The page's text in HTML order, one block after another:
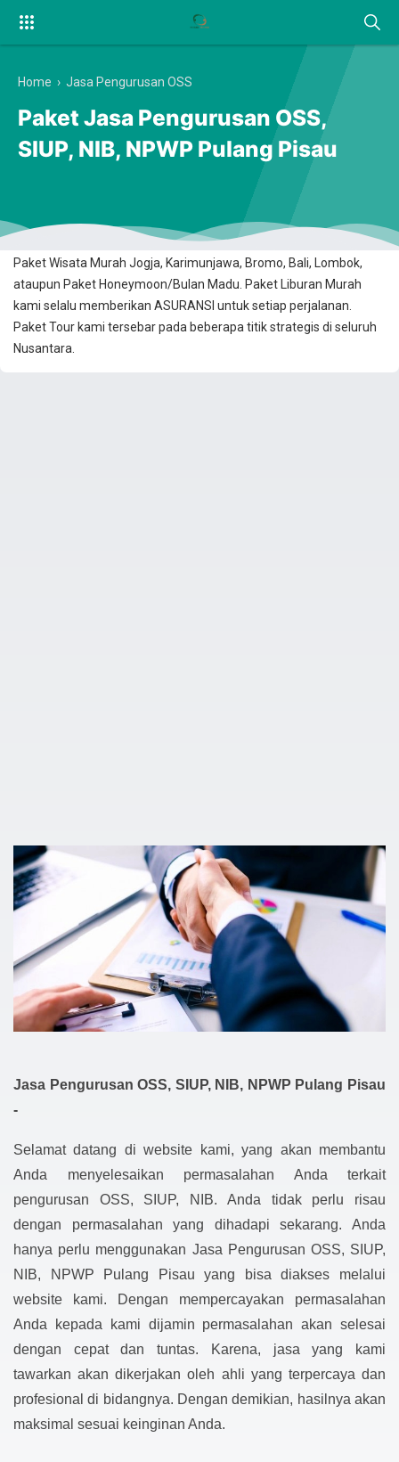
Anda Ingin Berwisata? Dan Mencari Transaksi Booking Online yang
100% Aman dan Terpercaya? Kami Solusinya. Kami menawarkan
Paket Wisata Murah Jogja, Karimunjawa, Bromo, Bali, Lombok,
ataupun Paket Honeymoon/Bulan Madu. Paket Liburan Murah
kami selalu memberikan ASURANSI untuk setiap perjalanan.
Paket Tour kami tersebar pada beberapa titik strategis di seluruh
Nusantara.
Home › Jasa Pengurusan OSS
Paket Jasa Pengurusan OSS,
SIUP, NIB, NPWP Pulang Pisau
Jasa Pengurusan OSS, SIUP, NIB, NPWP Pulang Pisau
-
Selamat datang di website kami, yang akan membantu
Anda menyelesaikan permasalahan Anda terkait
pengurusan OSS, SIUP, NIB. Anda tidak perlu risau
dengan permasalahan yang dihadapi sekarang. Anda
hanya perlu menggunakan Jasa Pengurusan OSS, SIUP,
NIB, NPWP Pulang Pisau yang bisa diakses melalui
website kami. Dengan mempercayakan permasalahan
Anda kepada kami dijamin permasalahan akan selesai
dengan cepat dan tuntas. Karena, jasa yang kami
tawarkan akan dikerjakan oleh ahli yang terpercaya dan
profesional di bidangnya. Dengan demikian, hasilnya akan
maksimal sesuai keinginan Anda.